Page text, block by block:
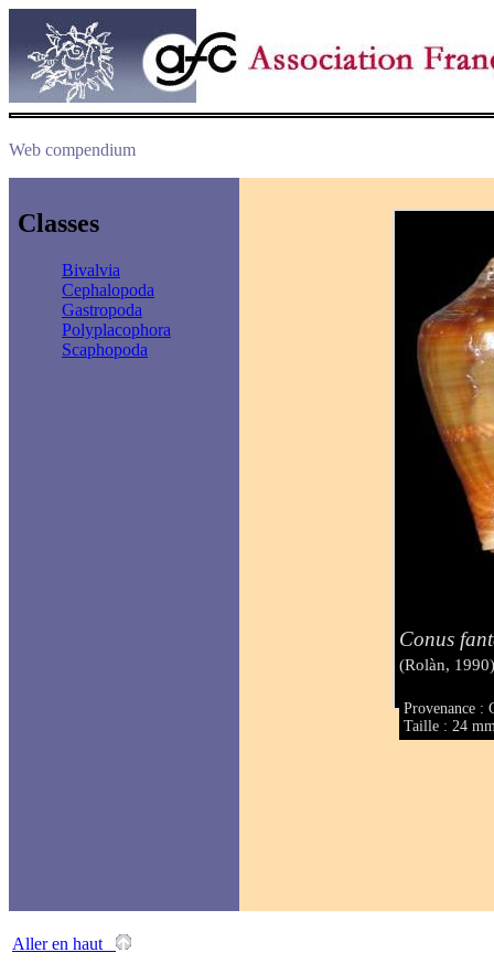
Web compendium
Classes
Bivalvia
Cephalopoda
Gastropoda
Polyplacophora
Scaphopoda
Conus
(Rolàn,
Provenance :
Taille : 24
Aller en haut